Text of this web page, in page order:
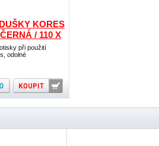
KORES
/ 110 X
při použití
odolné